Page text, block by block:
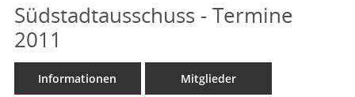
Südstadtausschuss - Termine
2011
Informationen Mitglieder